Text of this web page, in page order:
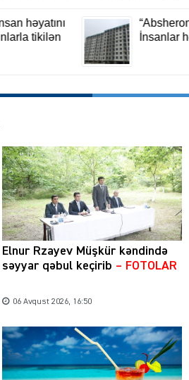
Elnur Rzayev Müşkür kəndində
səyyar qəbul keçirib – FOTOLAR
06 Avqust 2026, 16:50